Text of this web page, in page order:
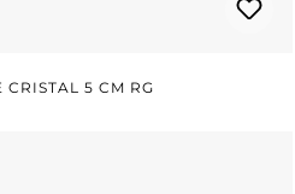
CRISTAL 5 CM RG